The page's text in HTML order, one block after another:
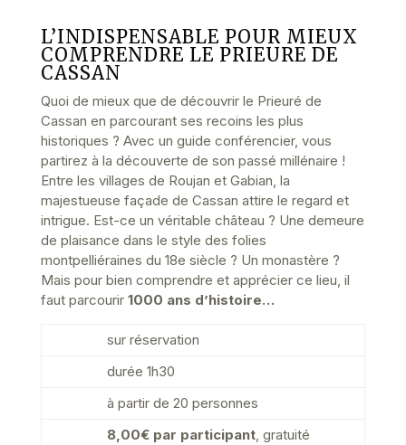
L’INDISPENSABLE POUR MIEUX
COMPRENDRE LE PRIEURE DE
CASSAN
Quoi de mieux que de découvrir le Prieuré de
Cassan en parcourant ses recoins les plus
historiques ? Avec un guide conférencier, vous
partirez à la découverte de son passé millénaire !
Entre les villages de Roujan et Gabian, la
majestueuse façade de Cassan attire le regard et
intrigue. Est-ce un véritable château ? Une demeure
de plaisance dans le style des folies
montpelliéraines du 18e siècle ? Un monastère ?
Mais pour bien comprendre et apprécier ce lieu, il
faut parcourir 1000 ans d’histoire…
sur réservation
durée 1h30
à partir de 20 personnes
8,00€ par participant, gratuité